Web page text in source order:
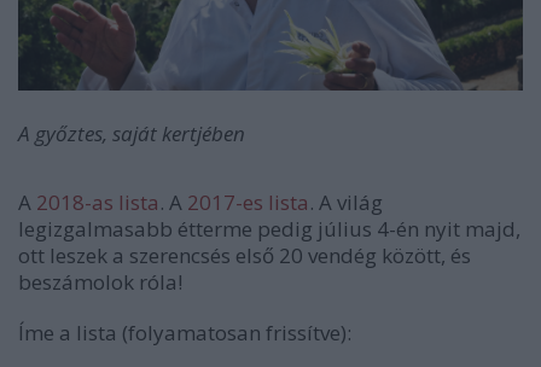
A győztes, saját kertjében
A 2018-as lista. A 2017-es lista. A világ
legizgalmasabb étterme pedig július 4-én nyit majd,
ott leszek a szerencsés első 20 vendég között, és
beszámolok róla!
Íme a lista (folyamatosan frissítve):